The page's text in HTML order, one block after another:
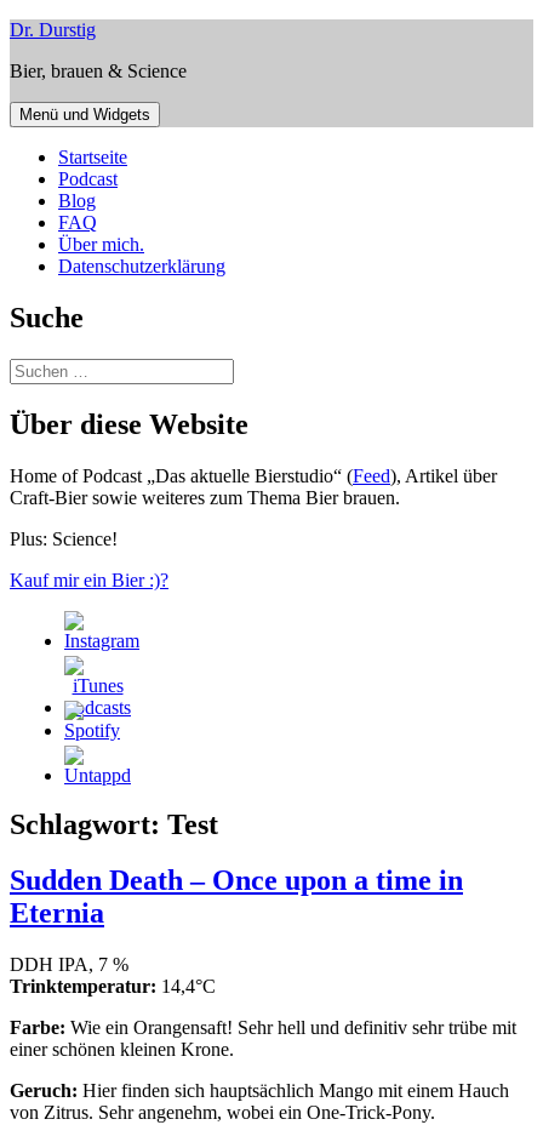
Zum
springen
Dr. Durstig
Bier, brauen & Science
Menü und Widgets
Startseite
Podcast
Blog
FAQ
Über mich.
Datenschutzerklärung
Suche
Suchen
nach:
Über diese Website
Home of Podcast „Das aktuelle Bierstudio“ (Feed), Artikel über
Craft-Bier sowie weiteres zum Thema Bier brauen.
Plus: Science!
Kauf mir ein Bier :)?
Schlagwort: Test
Sudden Death – Once upon a time in
Eternia
DDH IPA, 7 %
Trinktemperatur: 14,4°C
Farbe: Wie ein Orangensaft! Sehr hell und definitiv sehr trübe mit
einer schönen kleinen Krone.
Geruch: Hier finden sich hauptsächlich Mango mit einem Hauch
von Zitrus. Sehr angenehm, wobei ein One-Trick-Pony.